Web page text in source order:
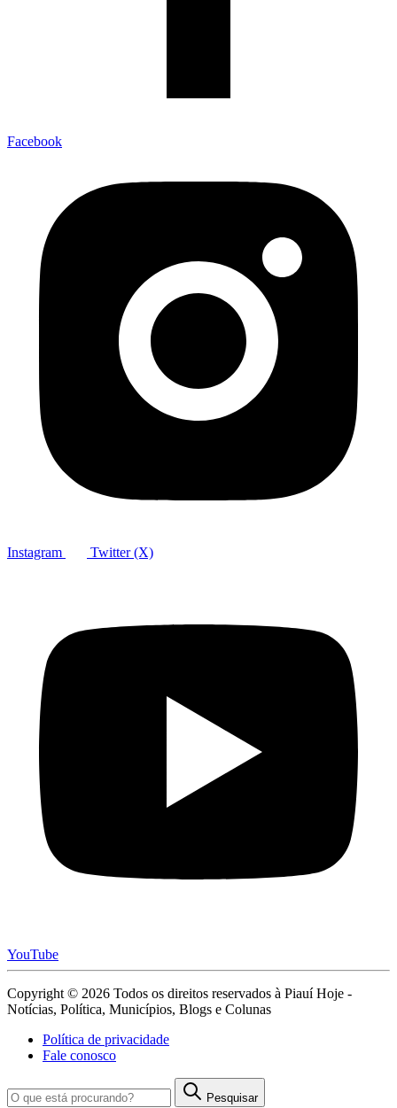
Facebook
Instagram Twitter (X)
YouTube
Copyright © 2026 Todos os direitos reservados à Piauí Hoje -
Notícias, Política, Municípios, Blogs e Colunas
Política de privacidade
Fale conosco
Pesquisar